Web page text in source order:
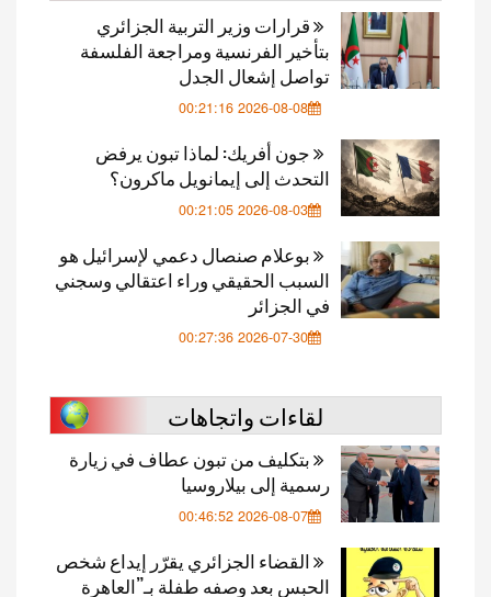
قرارات وزير التربية الجزائري
بتأخير الفرنسية ومراجعة الفلسفة
تواصل إشعال الجدل
2026-08-08 00:21:16
جون أفريك: لماذا تبون يرفض
التحدث إلى إيمانويل ماكرون؟
2026-08-03 00:21:05
بوعلام صنصال دعمي لإسرائيل هو
السبب الحقيقي وراء اعتقالي وسجني
في الجزائر
2026-07-30 00:27:36
لقاءات واتجاهات
بتكليف من تبون عطاف في زيارة
رسمية إلى بيلاروسيا
2026-08-07 00:46:52
القضاء الجزائري يقرّر إيداع شخص
الحبس بعد وصفه طفلة بـ”العاهرة